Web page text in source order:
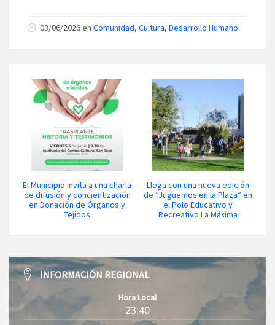
03/06/2026 en Comunidad, Cultura, Desarrollo Humano
El Municipio invita a una charla
de difusión y concientización
en Donación de Órganos y
Tejidos
Llega con una nueva edición
de “Juguemos en la Plaza” en
el Polo Educativo y
Recreativo La Máxima
INFORMACIÓN REGIONAL
Hora Local
23:40